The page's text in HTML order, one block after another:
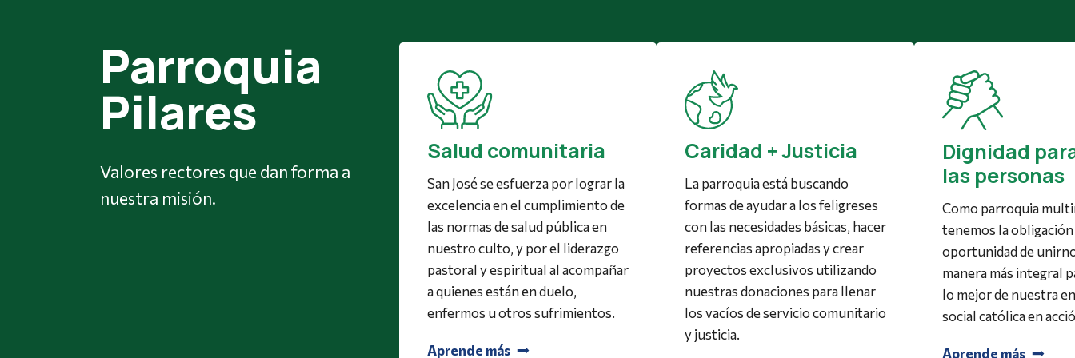
Parroquia
Pilares
Valores rectores que dan forma a
nuestra misión.
Salud comunitaria
San José se esfuerza por lograr la
excelencia en el cumplimiento de
las normas de salud pública en
nuestro culto, y por el liderazgo
pastoral y espiritual al acompañar
a quienes están en duelo,
enfermos u otros sufrimientos.
Aprende más
Caridad + Justicia
La parroquia está buscando
formas de ayudar a los feligreses
con las necesidades básicas, hacer
referencias apropiadas y crear
proyectos exclusivos utilizando
nuestras donaciones para llenar
los vacíos de servicio comunitario
y justicia.
Dignidad
las personas
Como parroquia
tenemos la obligación
oportunidad de
manera más integral
lo mejor de nuestra
social católica en
Aprende más